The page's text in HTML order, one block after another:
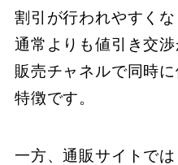
割引が行われやすくな
通常よりも値引き交
販売チャネルで同時
特徴です。
一方、通販サイトでは